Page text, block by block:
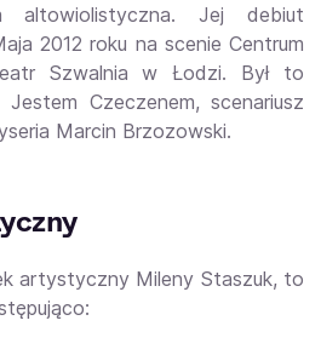
altowiolistyczna. Jej debiut
2012 roku na scenie Centrum
Szwalnia w Łodzi. Był to
Czeczenem, scenariusz
Marcin Brzozowski.
artystyczny Mileny Staszuk, to